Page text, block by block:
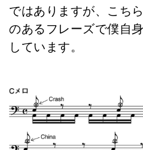
ではありますが、こち
のあるフレーズで僕自
しています。